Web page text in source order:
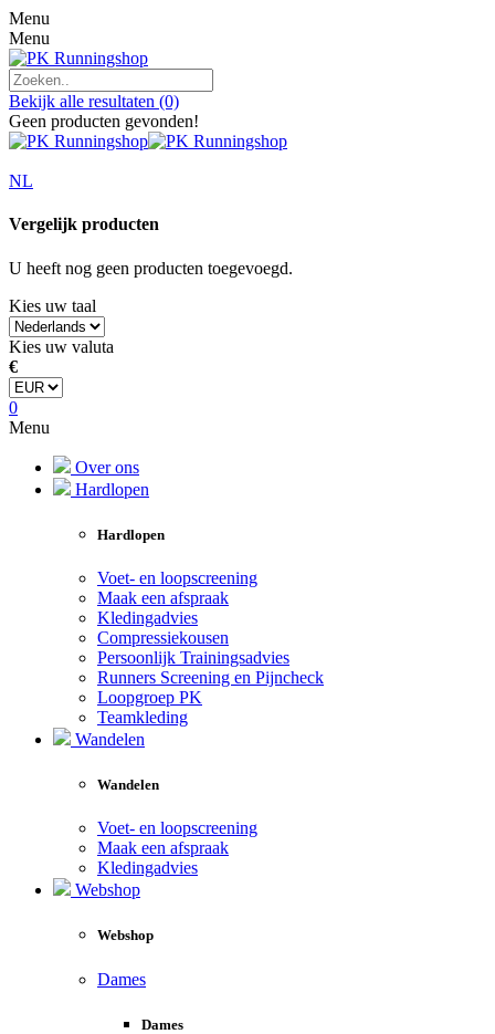
Menu
Menu
Bekijk alle resultaten (0)
Geen producten gevonden!
NL
Vergelijk producten
U heeft nog geen producten toegevoegd.
Kies uw taal
Kies uw valuta
€
0
Menu
Over ons
Hardlopen
Hardlopen
Voet- en loopscreening
Maak een afspraak
Kledingadvies
Compressiekousen
Persoonlijk Trainingsadvies
Runners Screening en Pijncheck
Loopgroep PK
Teamkleding
Wandelen
Wandelen
Voet- en loopscreening
Maak een afspraak
Kledingadvies
Webshop
Webshop
Dames
Dames